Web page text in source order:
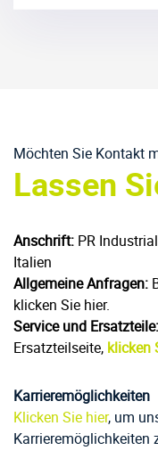
Möchten Sie Kontakt
Lassen
Anschrift: PR
Italien
Allgemeine Anfragen:
klicken Sie hier.
Service und Ersatzteile:
Ersatzteilseite, klicken
Karrieremöglichkeiten
Klicken Sie hier, um
Karrieremöglichkeiten